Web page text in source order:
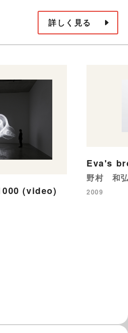
詳しく見る
(video)
Eva's
野村 和
2009